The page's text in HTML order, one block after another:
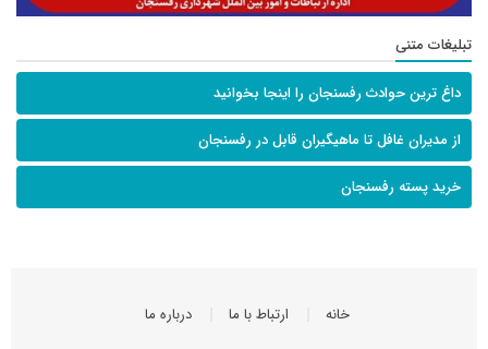
تبلیغات متنی
داغ ترین حوادث رفسنجان را اینجا بخوانید
از مدیران غافل تا ماهیگیران قابل در رفسنجان
خرید پسته رفسنجان
خانه ارتباط با ما درباره ما